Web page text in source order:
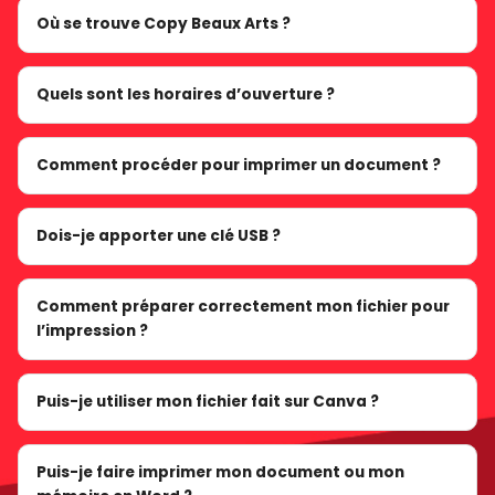
Où se trouve Copy Beaux Arts ?
Quels sont les horaires d’ouverture ?
Comment procéder pour imprimer un document ?
Dois-je apporter une clé USB ?
Comment préparer correctement mon fichier pour
l’impression ?
Puis-je utiliser mon fichier fait sur Canva ?
Puis-je faire imprimer mon document ou mon